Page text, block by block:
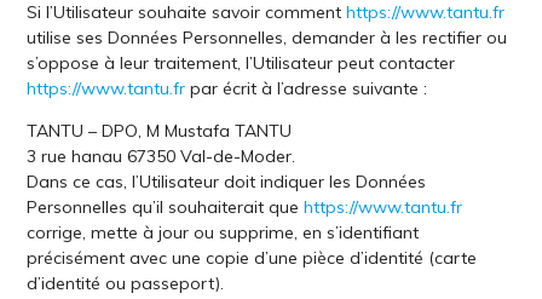
Si l’Utilisateur souhaite savoir commenthttps://www.tantu.fr
utilise ses Données Personnelles, demander à les rectifier ou
s’oppose à leur traitement, l’Utilisateur peut contacter
https://www.tantu.fr par écrit à l’adresse suivante :
TANTU – DPO, M Mustafa TANTU
3 rue hanau 67350 Val-de-Moder.
Dans ce cas, l’Utilisateur doit indiquer les Données
Personnelles qu’il souhaiterait quehttps://www.tantu.fr
corrige, mette à jour ou supprime, en s’identifiant
précisément avec une copie d’une pièce d’identité (carte
d’identité ou passeport).